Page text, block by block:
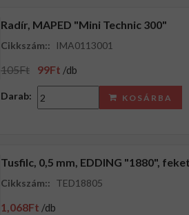
Radír, MAPED "Mini Technic 300"
Cikkszám:: IMA0113001
105Ft 99Ft /db
Darab: KOSÁRBA
Tusfilc, 0,5 mm, EDDING "1880",
Cikkszám:: TED18805
1,068Ft /db